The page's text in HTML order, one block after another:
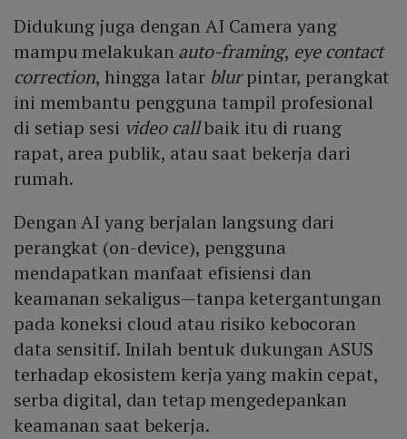
Didukung juga dengan AI Camera yang
mampu melakukan auto-framing, eye contact
correction, hingga latar blurpintar, perangkat
ini membantu pengguna tampil profesional
di setiap sesi video callbaik itu di ruang
rapat, area publik, atau saat bekerja dari
rumah.
Dengan AI yang berjalan langsung dari
perangkat (on-device), pengguna
mendapatkan manfaat efisiensi dan
keamanan sekaligus—tanpa ketergantungan
pada koneksi cloud atau risiko kebocoran
data sensitif. Inilah bentuk dukungan ASUS
terhadap ekosistem kerja yang makin cepat,
serba digital, dan tetap mengedepankan
keamanan saat bekerja.